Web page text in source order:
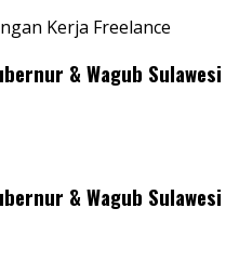
Kerja Freelance
& Wagub Sulawesi
& Wagub Sulawesi